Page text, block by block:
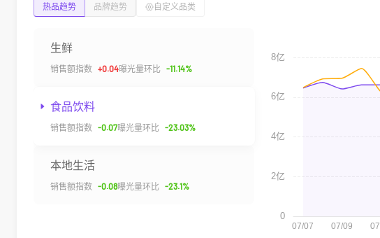
热品趋势 品牌趋势 自定义品类
生鲜
销售额指数 +0.04曝光量环比 -11.14%
食品饮料
销售额指数 -0.07曝光量环比 -23.03%
本地生活
销售额指数 -0.08曝光量环比 -23.1%